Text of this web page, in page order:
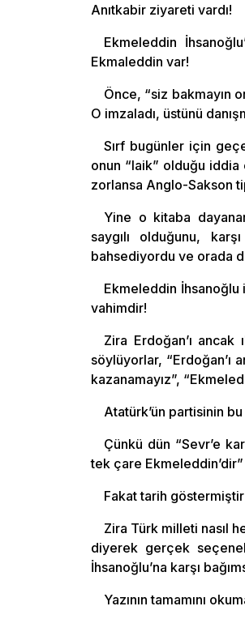
Anıtkabir ziyareti vardı!
Ekmeleddin
Ekmaleddin var!
Önce, “siz bakmayın
O imzaladı, üstünü
Sırf bugünler için
onun “laik” olduğu iddia
zorlansa Anglo-Sakson
Yine o kitaba
saygılı olduğunu,
bahsediyordu ve orada
Ekmeleddin
vahimdir!
Zira Erdoğan’ı ancak
söylüyorlar,
kazanamayız”,
Atatürk’ün partisinin
Çünkü dün “Sevr’e
tek çare
Fakat tarih
Zira Türk milleti nasıl
diyerek gerçek
İhsanoğlu’na karşı
Yazının tamamını